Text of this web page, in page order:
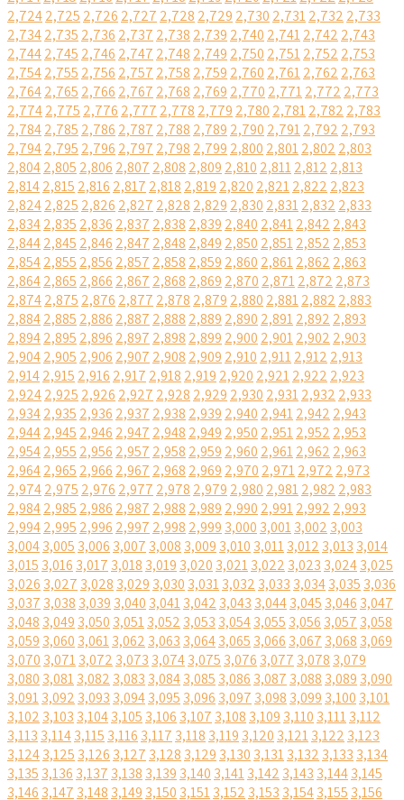
2,7242,725 2,726 2,727 2,728 2,729 2,730 2,7312,732 2,733
2,7342,735 2,736 2,737 2,738 2,739 2,740 2,7412,742 2,743
2,7442,745 2,746 2,747 2,748 2,749 2,750 2,7512,752 2,753
2,7542,755 2,756 2,757 2,758 2,759 2,760 2,7612,762 2,763
2,7642,765 2,766 2,767 2,768 2,769 2,770 2,7712,772 2,773
2,7742,775 2,776 2,777 2,778 2,779 2,780 2,7812,782 2,783
2,7842,785 2,786 2,787 2,788 2,789 2,790 2,7912,792 2,793
2,7942,795 2,796 2,797 2,798 2,799 2,800 2,8012,802 2,803
2,8042,805 2,806 2,807 2,808 2,809 2,810 2,8112,812 2,813
2,8142,815 2,816 2,817 2,818 2,819 2,820 2,8212,822 2,823
2,8242,825 2,826 2,827 2,828 2,829 2,830 2,8312,832 2,833
2,8342,835 2,836 2,837 2,838 2,839 2,840 2,8412,842 2,843
2,8442,845 2,846 2,847 2,848 2,849 2,850 2,8512,852 2,853
2,8542,855 2,856 2,857 2,858 2,859 2,860 2,8612,862 2,863
2,8642,865 2,866 2,867 2,868 2,869 2,870 2,8712,872 2,873
2,8742,875 2,876 2,877 2,878 2,879 2,880 2,8812,882 2,883
2,8842,885 2,886 2,887 2,888 2,889 2,890 2,8912,892 2,893
2,8942,895 2,896 2,897 2,898 2,899 2,900 2,9012,902 2,903
2,9042,905 2,906 2,907 2,908 2,909 2,910 2,9112,912 2,913
2,9142,915 2,916 2,917 2,918 2,919 2,920 2,9212,922 2,923
2,9242,925 2,926 2,927 2,928 2,929 2,930 2,9312,932 2,933
2,9342,935 2,936 2,937 2,938 2,939 2,940 2,9412,942 2,943
2,9442,945 2,946 2,947 2,948 2,949 2,950 2,9512,952 2,953
2,9542,955 2,956 2,957 2,958 2,959 2,960 2,9612,962 2,963
2,9642,965 2,966 2,967 2,968 2,969 2,970 2,9712,972 2,973
2,9742,975 2,976 2,977 2,978 2,979 2,980 2,9812,982 2,983
2,9842,985 2,986 2,987 2,988 2,989 2,990 2,9912,992 2,993
2,9942,995 2,996 2,997 2,998 2,999 3,000 3,0013,002 3,003
3,0043,005 3,006 3,007 3,008 3,009 3,010 3,0113,012 3,013 3,014
3,015 3,016 3,017 3,018 3,019 3,020 3,0213,022 3,023 3,0243,025
3,026 3,027 3,028 3,029 3,030 3,0313,032 3,033 3,0343,035 3,036
3,037 3,038 3,039 3,040 3,0413,042 3,043 3,0443,045 3,046 3,047
3,048 3,049 3,050 3,0513,052 3,053 3,0543,055 3,056 3,057 3,058
3,059 3,060 3,0613,062 3,063 3,0643,065 3,066 3,067 3,068 3,069
3,070 3,0713,072 3,073 3,0743,075 3,076 3,077 3,078 3,079
3,080 3,0813,082 3,083 3,0843,085 3,086 3,087 3,088 3,089 3,090
3,0913,092 3,093 3,0943,095 3,096 3,097 3,098 3,099 3,100 3,101
3,102 3,103 3,1043,105 3,106 3,107 3,108 3,109 3,110 3,1113,112
3,113 3,1143,115 3,116 3,117 3,118 3,119 3,120 3,1213,122 3,123
3,1243,125 3,126 3,127 3,128 3,129 3,130 3,1313,132 3,133 3,134
3,135 3,136 3,137 3,138 3,139 3,140 3,1413,142 3,143 3,1443,145
3,146 3,147 3,148 3,149 3,150 3,1513,152 3,153 3,1543,155 3,156